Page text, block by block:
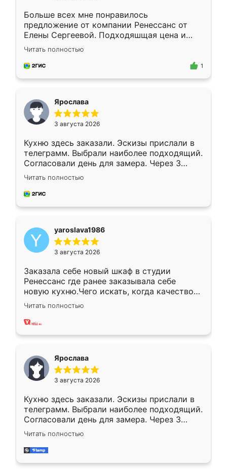
Больше всех мне понравилось
предложение от компании Ренессанс от
Елены Сергеевой. Подходяшщая цена и
короткие сроки изготовления. Приехавший
для замера сотрудник Владислав
предложил по моему эскизу самый
Читать полностью
1
Ярослава
3 августа 2026
Кухню здесь заказали. Эскизы прислали в
телеграмм. Выбрали наиболее подходящий.
Согласовали день для замера. Через 3
недели кухня была уже готова. Остались
довольны работой. Спасибо Ренессанс
мебель за качественную работу!
Читать полностью
yaroslava1986
3 августа 2026
Заказала себе новый шкаф в студии
Ренессанс где ранее заказывала себе
новую кухню.Чего искать, когда качеством
вполне довольна. Служит кухня уже почти
два года, нареканий нет.
Читать полностью
Ярослава
3 августа 2026
Кухню здесь заказали. Эскизы прислали в
телеграмм. Выбрали наиболее подходящий.
Согласовали день для замера. Через 3
недели кухня была уже готова. Остались
довольны работой. Спасибо Ренессанс
мебель за качественную работу!
Читать полностью